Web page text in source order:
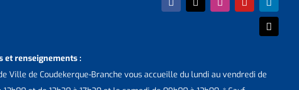
et renseignements :
Ville de Coudekerque-Branche vous accueille du lundi au vendredi de